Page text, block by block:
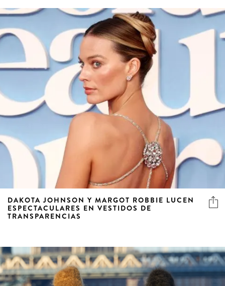
DAKOTA JOHNSON Y MARGOT ROBBIE LUCEN
ESPECTACULARES EN VESTIDOS DE
TRANSPARENCIAS